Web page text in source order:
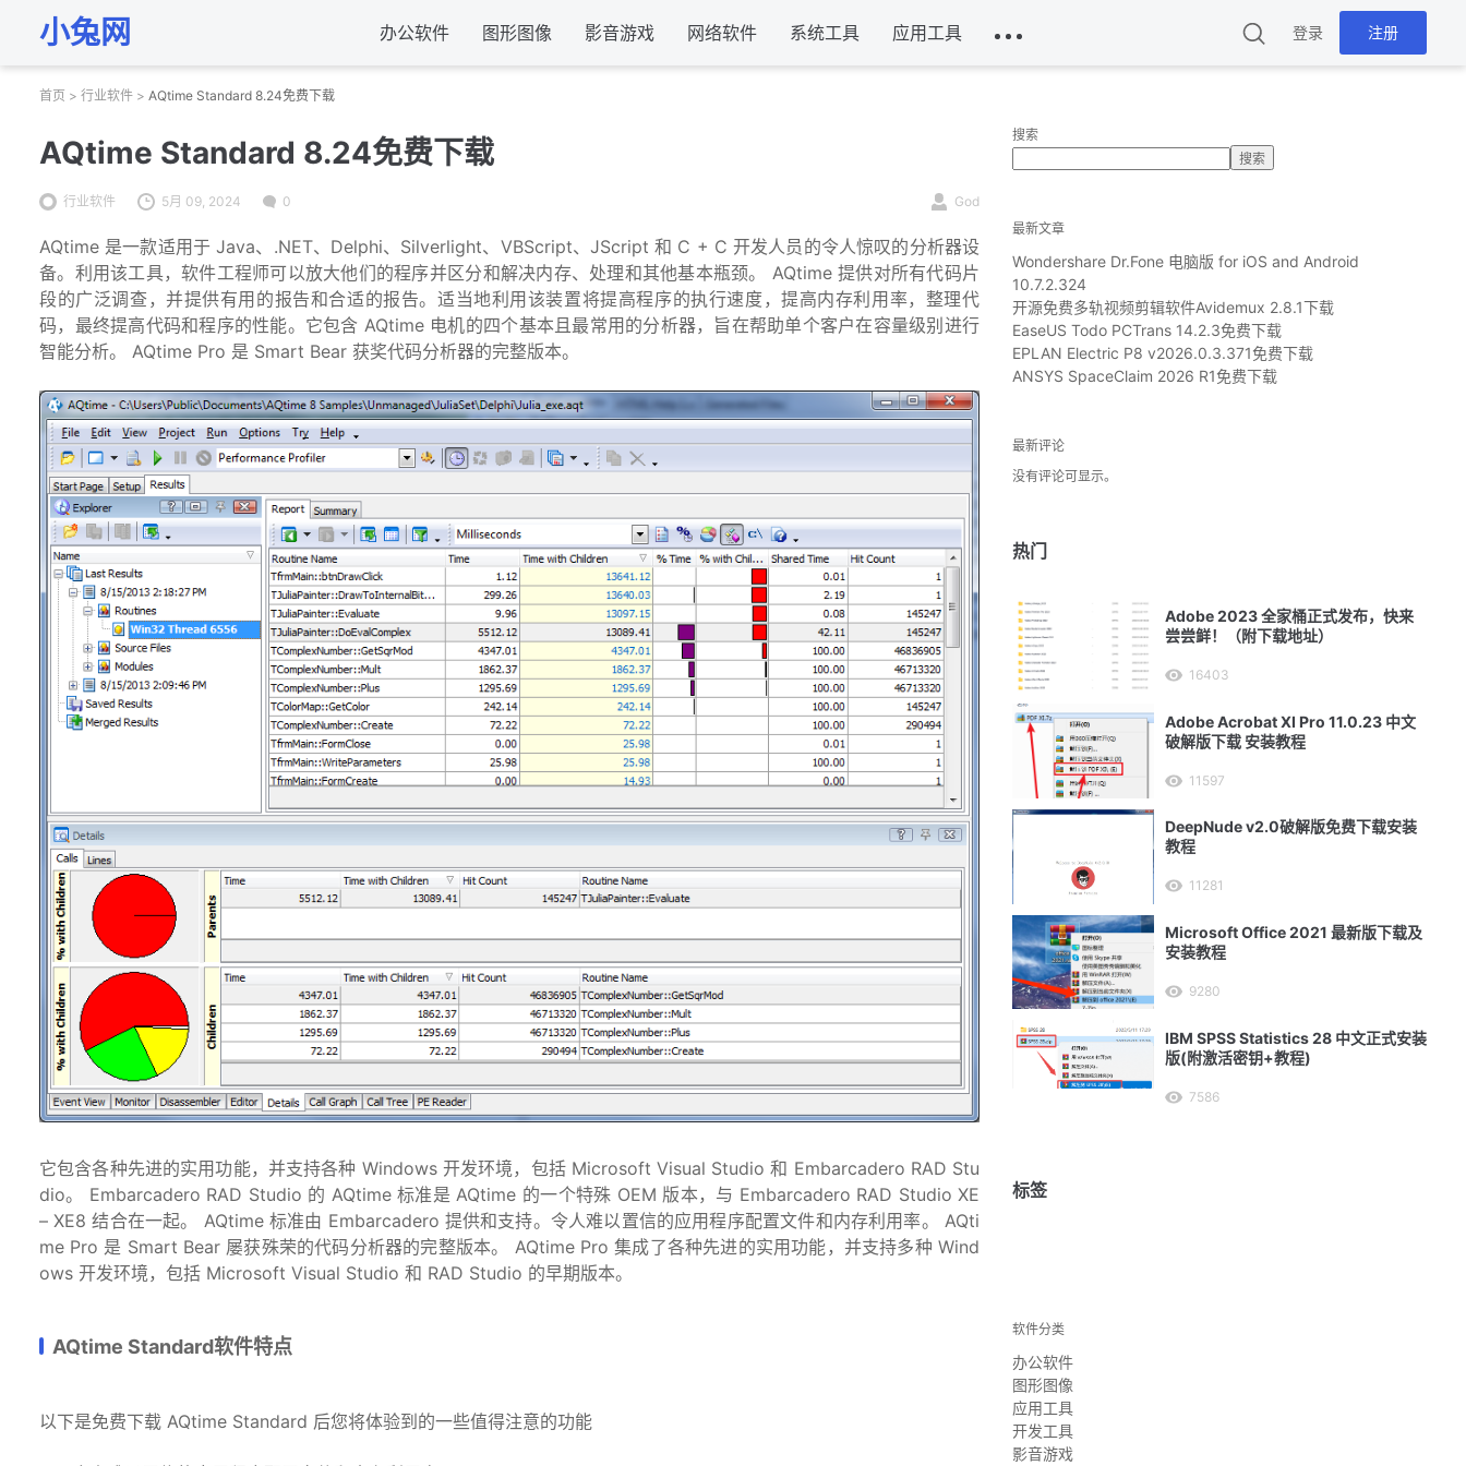
小兔网 办公软件 图形图像 影音游戏 网络软件 系统工具 应用工具 登录 注册
首页 > 行业软件 > AQtime Standard 8.24免费下载
AQtime Standard 8.24免费下载
行业软件 5月 09, 2024 0 God
AQtime 是一款适用于 Java、.NET、Delphi、Silverlight、VBScript、JScript 和 C + C 开发人员的令人惊叹的分析器设
备。利用该工具，软件工程师可以放大他们的程序并区分和解决内存、处理和其他基本瓶颈。 AQtime 提供对所有代码片
段的广泛调查，并提供有用的报告和合适的报告。适当地利用该装置将提高程序的执行速度，提高内存利用率，整理代
码，最终提高代码和程序的性能。它包含 AQtime 电机的四个基本且最常用的分析器，旨在帮助单个客户在容量级别进行
智能分析。 AQtime Pro 是 Smart Bear 获奖代码分析器的完整版本。
它包含各种先进的实用功能，并支持各种 Windows 开发环境，包括 Microsoft Visual Studio 和 Embarcadero RAD Stu
dio。 Embarcadero RAD Studio 的 AQtime 标准是 AQtime 的一个特殊 OEM 版本，与 Embarcadero RAD Studio XE
– XE8 结合在一起。 AQtime 标准由 Embarcadero 提供和支持。令人难以置信的应用程序配置文件和内存利用率。 AQti
me Pro 是 Smart Bear 屡获殊荣的代码分析器的完整版本。 AQtime Pro 集成了各种先进的实用功能，并支持多种 Wind
ows 开发环境，包括 Microsoft Visual Studio 和 RAD Studio 的早期版本。
AQtime Standard软件特点
以下是免费下载 AQtime Standard 后您将体验到的一些值得注意的功能
搜索
搜索
最新文章
Wondershare Dr.Fone 电脑版 for iOS and Android
10.7.2.324
开源免费多轨视频剪辑软件Avidemux 2.8.1下载
EaseUS Todo PCTrans 14.2.3免费下载
EPLAN Electric P8 v2026.0.3.371免费下载
ANSYS SpaceClaim 2026 R1免费下载
最新评论
没有评论可显示。
热门
Adobe 2023 全家桶正式发布，快来
尝尝鲜！（附下载地址）
16403
Adobe Acrobat XI Pro 11.0.23 中文
破解版下载 安装教程
11597
DeepNude v2.0破解版免费下载安装
教程
11281
Microsoft Office 2021 最新版下载及
安装教程
9280
IBM SPSS Statistics 28 中文正式安装
版(附激活密钥+教程)
7586
标签
软件分类
办公软件
图形图像
应用工具
开发工具
影音游戏